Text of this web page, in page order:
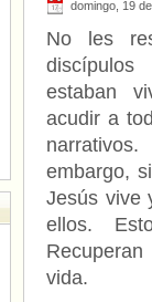
domingo, 19
No les
estaban
acudir a
embargo,
Jesús vive
ellos.
vida.